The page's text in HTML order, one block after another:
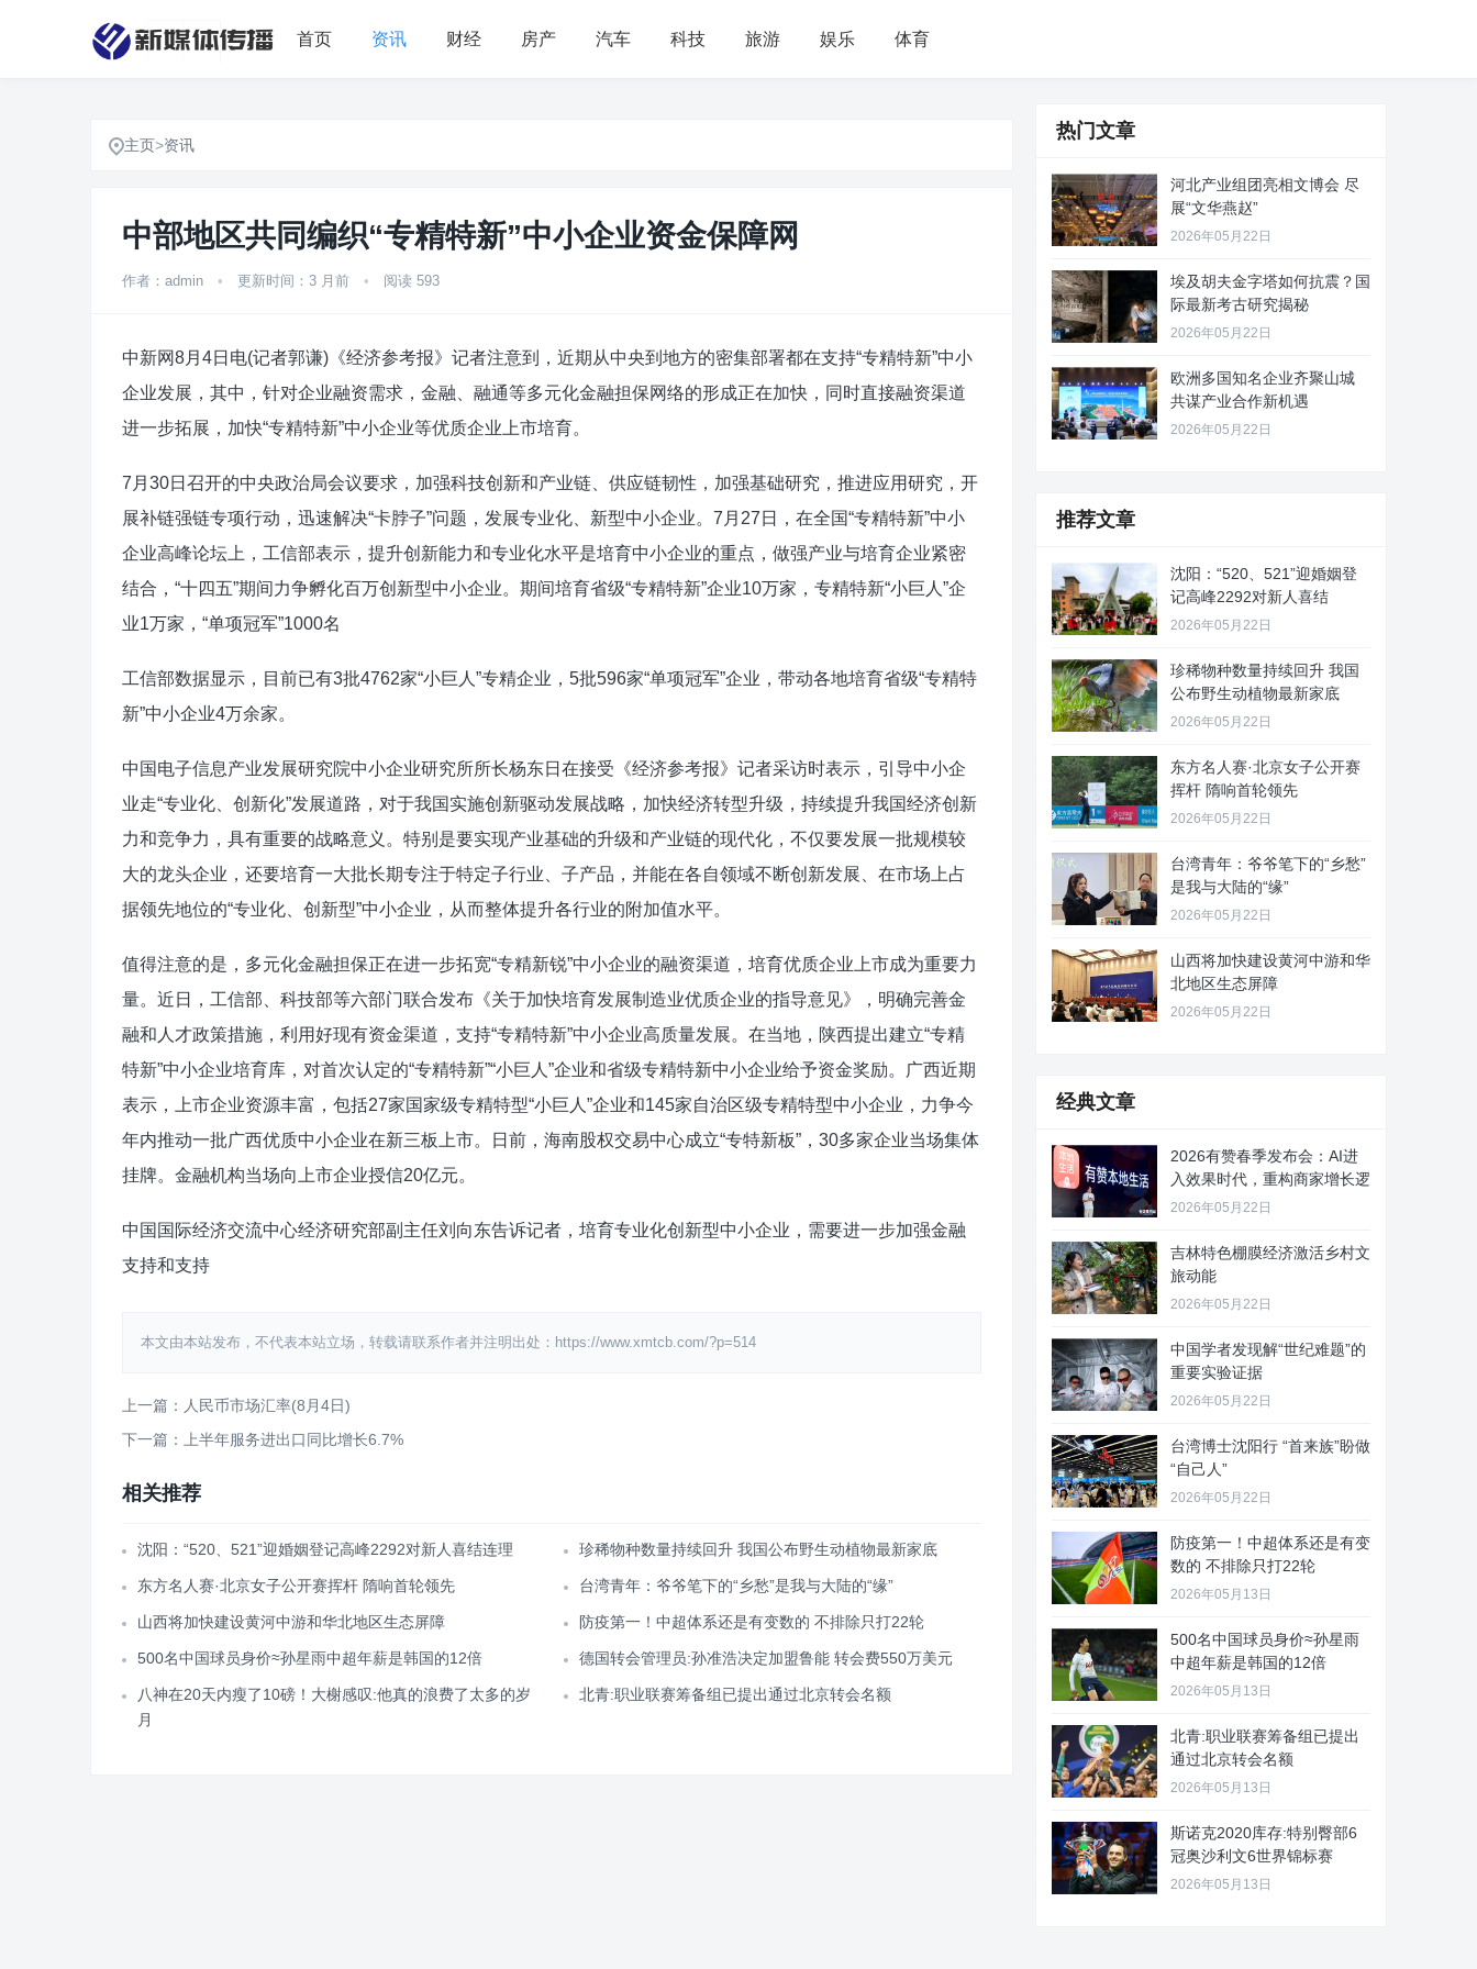
首页 资讯 财经 房产 汽车 科技 旅游 娱乐 体育
主页>资讯
中部地区共同编织“专精特新”中小企业资金保障网
作者：admin • 更新时间：3 月前 • 阅读 593
中新网8月4日电(记者郭谦)《经济参考报》记者注意到，近期从中央到地方的密集部署都在支持“专精特新”中小
企业发展，其中，针对企业融资需求，金融、融通等多元化金融担保网络的形成正在加快，同时直接融资渠道
进一步拓展，加快“专精特新”中小企业等优质企业上市培育。
7月30日召开的中央政治局会议要求，加强科技创新和产业链、供应链韧性，加强基础研究，推进应用研究，开
展补链强链专项行动，迅速解决“卡脖子”问题，发展专业化、新型中小企业。7月27日，在全国“专精特新”中小
企业高峰论坛上，工信部表示，提升创新能力和专业化水平是培育中小企业的重点，做强产业与培育企业紧密
结合，“十四五”期间力争孵化百万创新型中小企业。期间培育省级“专精特新”企业10万家，专精特新“小巨人”企
业1万家，“单项冠军”1000名
工信部数据显示，目前已有3批4762家“小巨人”专精企业，5批596家“单项冠军”企业，带动各地培育省级“专精特
新”中小企业4万余家。
中国电子信息产业发展研究院中小企业研究所所长杨东日在接受《经济参考报》记者采访时表示，引导中小企
业走“专业化、创新化”发展道路，对于我国实施创新驱动发展战略，加快经济转型升级，持续提升我国经济创新
力和竞争力，具有重要的战略意义。特别是要实现产业基础的升级和产业链的现代化，不仅要发展一批规模较
大的龙头企业，还要培育一大批长期专注于特定子行业、子产品，并能在各自领域不断创新发展、在市场上占
据领先地位的“专业化、创新型”中小企业，从而整体提升各行业的附加值水平。
值得注意的是，多元化金融担保正在进一步拓宽“专精新锐”中小企业的融资渠道，培育优质企业上市成为重要力
量。近日，工信部、科技部等六部门联合发布《关于加快培育发展制造业优质企业的指导意见》，明确完善金
融和人才政策措施，利用好现有资金渠道，支持“专精特新”中小企业高质量发展。在当地，陕西提出建立“专精
特新”中小企业培育库，对首次认定的“专精特新”“小巨人”企业和省级专精特新中小企业给予资金奖励。广西近期
表示，上市企业资源丰富，包括27家国家级专精特型“小巨人”企业和145家自治区级专精特型中小企业，力争今
年内推动一批广西优质中小企业在新三板上市。日前，海南股权交易中心成立“专特新板”，30多家企业当场集体
挂牌。金融机构当场向上市企业授信20亿元。
中国国际经济交流中心经济研究部副主任刘向东告诉记者，培育专业化创新型中小企业，需要进一步加强金融
支持和支持
本文由本站发布，不代表本站立场，转载请联系作者并注明出处：https://www.xmtcb.com/?p=514
上一篇：人民币市场汇率(8月4日)
下一篇：上半年服务进出口同比增长6.7%
相关推荐
沈阳：“520、521”迎婚姻登记高峰2292对新人喜结连理 珍稀物种数量持续回升 我国公布野生动植物最新家底
东方名人赛·北京女子公开赛挥杆 隋响首轮领先 台湾青年：爷爷笔下的“乡愁”是我与大陆的“缘”
山西将加快建设黄河中游和华北地区生态屏障 防疫第一！中超体系还是有变数的 不排除只打22轮
500名中国球员身价≈孙星雨中超年薪是韩国的12倍 德国转会管理员:孙准浩决定加盟鲁能 转会费550万美元
八神在20天内瘦了10磅！大榭感叹:他真的浪费了太多的岁
月
北青:职业联赛筹备组已提出通过北京转会名额
热门文章
河北产业组团亮相文博会 尽
展“文华燕赵”
2026年05月22日
埃及胡夫金字塔如何抗震？国
际最新考古研究揭秘
2026年05月22日
欧洲多国知名企业齐聚山城
共谋产业合作新机遇
2026年05月22日
推荐文章
沈阳：“520、521”迎婚姻登
记高峰2292对新人喜结
2026年05月22日
珍稀物种数量持续回升 我国
公布野生动植物最新家底
2026年05月22日
东方名人赛·北京女子公开赛
挥杆 隋响首轮领先
2026年05月22日
台湾青年：爷爷笔下的“乡愁”
是我与大陆的“缘”
2026年05月22日
山西将加快建设黄河中游和华
北地区生态屏障
2026年05月22日
经典文章
2026有赞春季发布会：AI进
入效果时代，重构商家增长逻
2026年05月22日
吉林特色棚膜经济激活乡村文
旅动能
2026年05月22日
中国学者发现解“世纪难题”的
重要实验证据
2026年05月22日
台湾博士沈阳行 “首来族”盼做
“自己人”
2026年05月22日
防疫第一！中超体系还是有变
数的 不排除只打22轮
2026年05月13日
500名中国球员身价≈孙星雨
中超年薪是韩国的12倍
2026年05月13日
北青:职业联赛筹备组已提出
通过北京转会名额
2026年05月13日
斯诺克2020库存:特别臀部6
冠奥沙利文6世界锦标赛
2026年05月13日